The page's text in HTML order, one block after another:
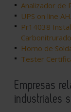
Analizador de
UPS on line
Pr14038
Horno de
Tester
Empresas
industriales